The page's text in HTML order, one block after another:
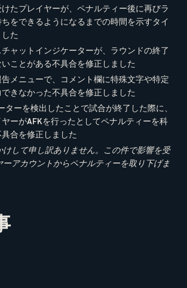
たプレイヤーが、ペナルティー後に再びラ
をできるようになるまでの時間を示すタイ
た
ャットインジケーターが、ラウンドの終了
ことがある不具合を修正しました
メニューで、コメント欄に特殊文字や特定
きなかった不具合を修正しました
ターを検出したことで試合が終了した際に、
ーがAFKを行ったとしてペナルティーを科
合を修正しました
けして申し訳ありません。この件で影響を受
ーアカウントからペナルティーを取り下げま